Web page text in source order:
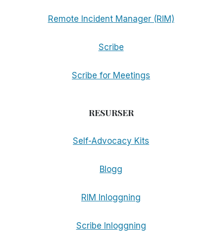
Remote Incident Manager (RIM)
Scribe
Scribe for Meetings
RESURSER
Self-Advocacy Kits
Blogg
RIM Inloggning
Scribe Inloggning